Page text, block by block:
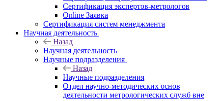
Сертификация экспертов-метрологов
Online Заявка
Сертификация систем менеджмента
Научная деятельность
Назад
Научная деятельность
Научные подразделения
Назад
Научные подразделения
Отдел научно-методических основ
деятельности метрологических служб вне